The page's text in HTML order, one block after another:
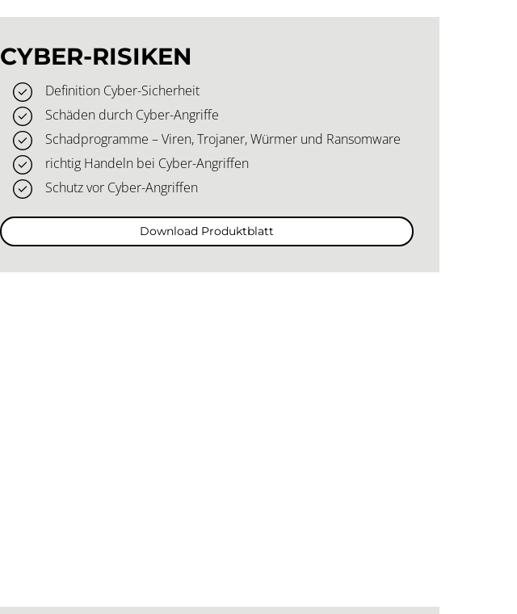
CYBER-RISIKEN
Definition Cyber-Sicherheit
Schäden durch Cyber-Angriffe
Schadprogramme – Viren, Trojaner, Würmer und Ransomware
richtig Handeln bei Cyber-Angriffen
Schutz vor Cyber-Angriffen
Download Produktblatt